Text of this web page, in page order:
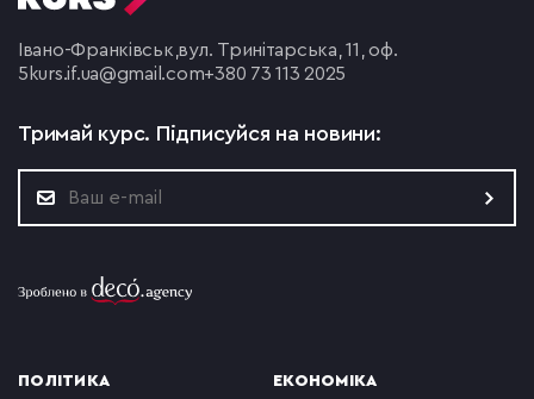
Івано-Франківськ,вул. Тринітарська, 11, оф.
5 kurs.if.ua@gmail.com+380 73 113 2025
Тримай курс. Підписуйся на новини:
ПОЛІТИКА ЕКОНОМІКА